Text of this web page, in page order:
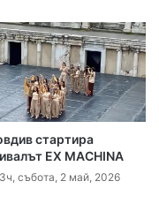
стартира
EX MACHINA
събота, 2 май, 2026